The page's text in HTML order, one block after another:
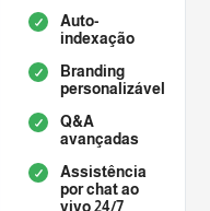
Auto-
indexação
Branding
personalizável
Q&A
avançadas
Assistência
por chat ao
vivo 24/7